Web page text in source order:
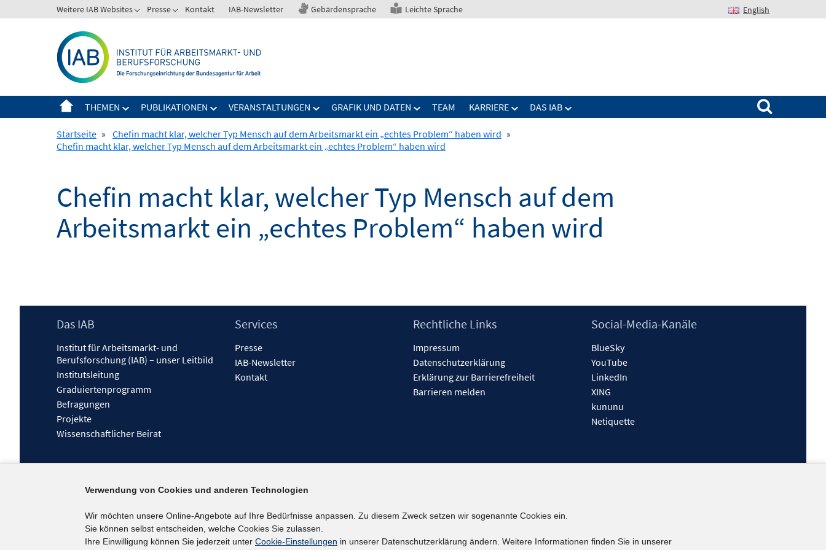
zum
Weitere IAB Websites Presse Kontakt IAB-Newsletter Gebärdensprache Leichte Sprache English
THEMEN PUBLIKATIONEN VERANSTALTUNGEN GRAFIK UND DATEN TEAM KARRIERE DAS IAB
Suchen nach:
Startseite » Chefin macht klar, welcher Typ Mensch auf dem Arbeitsmarkt ein „echtes Problem“ haben wird »
Chefin macht klar, welcher Typ Mensch auf dem Arbeitsmarkt ein „echtes Problem“ haben wird
Chefin macht klar, welcher Typ Mensch auf dem
Arbeitsmarkt ein „echtes Problem“ haben wird
Footer
Das IAB
Institut für Arbeitsmarkt- und
Berufsforschung (IAB) – unser Leitbild
Institutsleitung
Graduiertenprogramm
Befragungen
Projekte
Wissenschaftlicher Beirat
Services
Presse
IAB-Newsletter
Kontakt
Rechtliche Links
Impressum
Datenschutzerklärung
Erklärung zur Barrierefreiheit
Barrieren melden
Social-Media-Kanäle
BlueSky
YouTube
LinkedIn
XING
kununu
Netiquette
Verwendung von Cookies und anderen Technologien
Wir möchten unsere Online-Angebote auf Ihre Bedürfnisse anpassen. Zu diesem Zweck setzen wir sogenannte Cookies ein.
Sie können selbst entscheiden, welche Cookies Sie zulassen.
Ihre Einwilligung können Sie jederzeit unter Cookie-Einstellungen in unserer Datenschutzerklärung ändern. Weitere Informationen finden Sie in unserer